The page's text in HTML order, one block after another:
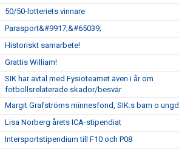
50/50-lotteriets vinnare
Parasport&#9917;&#65039;
Historiskt samarbete!
Grattis William!
SIK har avtal med Fysioteamet även i år om
fotbollsrelaterade skador/besvär
Margit Grafströms minnesfond, SIK:s barn o
Lisa Norberg årets ICA-stipendiat
Intersportstipendium till F10 och P08